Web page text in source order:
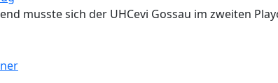
musste sich der UHCevi Gossau im zweiten